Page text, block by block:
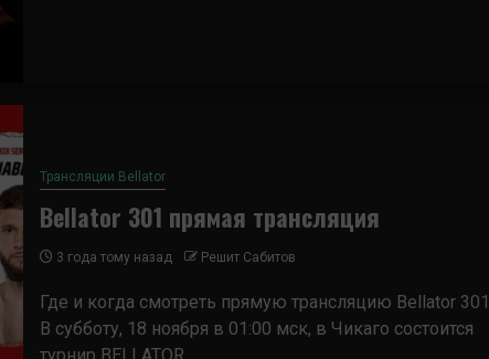
Трансляции Bellator
Bellator 301 прямая трансляция
3 года тому назад Решит Сабитов
Где и когда смотреть прямую трансляцию Bellator 301
В субботу, 18 ноября в 01:00 мск, в Чикаго состоится
турнир BELLATOR...